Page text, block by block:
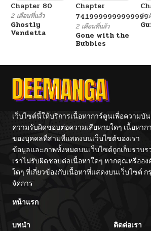
Chapter 80
2 เดือนที่แล้ว
Ghostly
Vendetta
Chapter
74.19999999999999
2 เดือนที่แล้ว
Gone with the
Bubbles
2 เ
เว็บไซต์นี้ให้บริการเนื้อหาการ์ตูนเพื่อความบั
ความรับผิดชอบต่อความเสียหายใดๆ เนื้อหา
ของบุคคลที่สามที่แสดงบนเว็บไซต์ของเรา
ข้อมูลและภาพทั้งหมดบนเว็บไซต์ถูกเก็บรวบร
เราไม่รับผิดชอบต่อเนื้อหาใดๆ หากคุณหรือ
ใดๆ ที่เกี่ยวข้องกับเนื้อหาที่แสดงบนเว็บไซต์
จัดการ
หน้าแรก
บทนำ ติดต่อเรา